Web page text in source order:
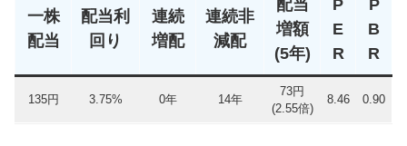
一株
配当
配当利
回り
連続
増配
連続非
減配
配当
増額
(5年)
P
E
R
P
B
R
135円 3.75% 0年 14年
73円
(2.55倍)
8.46 0.90